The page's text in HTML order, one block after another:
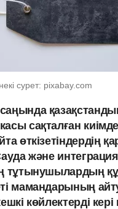
сурет: pixabay.com
сақталған
өткізетіндердің
және интеграция
тұтынушылардың
мамандарының
көйлектерді кері